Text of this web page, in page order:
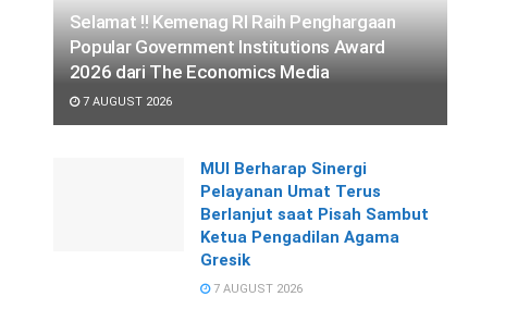
Selamat !! Kemenag RI Raih Penghargaan
Popular Government Institutions Award
2026 dari The Economics Media
7 AUGUST 2026
MUI Berharap Sinergi
Pelayanan Umat Terus
Berlanjut saat Pisah Sambut
Ketua Pengadilan Agama
Gresik
7 AUGUST 2026